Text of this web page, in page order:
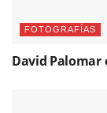
FOTOGRAFÍAS
David Palomar